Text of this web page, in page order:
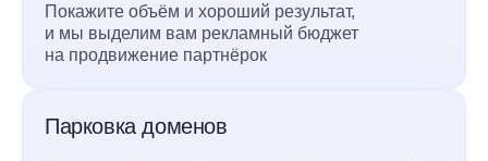
Покажите объём и хороший результат,
и мы выделим вам рекламный бюджет
на продвижение партнёрок
Парковка доменов